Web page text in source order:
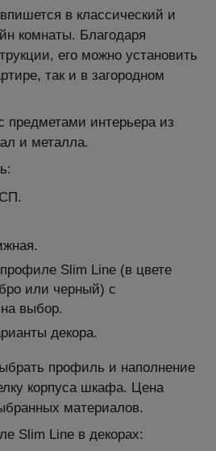
в классический и
комнаты. Благодаря
его можно установить
так и в загородном
предметами интерьера из
и металла.
Slim Line (в цвете
или черный) с
выбор.
декора.
профиль и наполнение
корпуса шкафа. Цена
материалов.
Slim Line в декорах: